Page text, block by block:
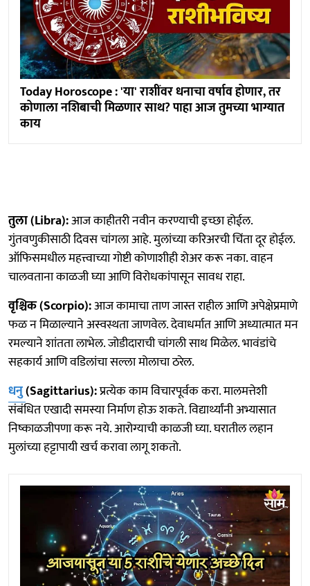
Today Horoscope : 'या' राशींवर धनाचा वर्षाव होणार, तर
कोणाला नशिबाची मिळणार साथ? पाहा आज तुमच्या भाग्यात
काय
तुला (Libra):आज काहीतरी नवीन करण्याची इच्छा होईल.
गुंतवणुकीसाठी दिवस चांगला आहे. मुलांच्या करिअरची चिंता दूर होईल.
ऑफिसमधील महत्त्वाच्या गोष्टी कोणाशीही शेअर करू नका. वाहन
चालवताना काळजी घ्या आणि विरोधकांपासून सावध राहा.
वृश्चिक (Scorpio):आज कामाचा ताण जास्त राहील आणि अपेक्षेप्रमाणे
फळ न मिळाल्याने अस्वस्थता जाणवेल. देवाधर्मात आणि अध्यात्मात मन
रमल्याने शांतता लाभेल. जोडीदाराची चांगली साथ मिळेल. भावंडांचे
सहकार्य आणि वडिलांचा सल्ला मोलाचा ठरेल.
धनु(Sagittarius):प्रत्येक काम विचारपूर्वक करा. मालमत्तेशी
संबंधित एखादी समस्या निर्माण होऊ शकते. विद्यार्थ्यांनी अभ्यासात
निष्काळजीपणा करू नये. आरोग्याची काळजी घ्या. घरातील लहान
मुलांच्या हट्टापायी खर्च करावा लागू शकतो.